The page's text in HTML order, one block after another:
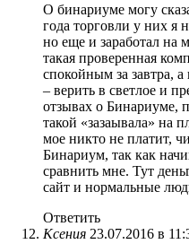
О бинариуме могу
года торговли у них я
но еще и заработал на
такая проверенная
спокойным за завтра,
– верить в светлое и
отзывах о Бинариуме,
такой «зазаывала» на
мое никто не платит,
Бинариум, так как
сравнить мне. Тут
сайт и нормальные
Ответить
Ксения 23.07.2016 в